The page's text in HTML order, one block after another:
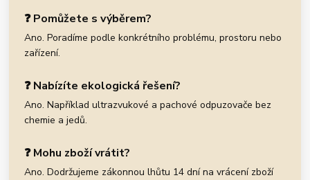
❓ Pomůžete s výběrem?
Ano. Poradíme podle konkrétního problému, prostoru nebo
zařízení.
❓ Nabízíte ekologická řešení?
Ano. Například ultrazvukové a pachové odpuzovače bez
chemie a jedů.
❓ Mohu zboží vrátit?
Ano. Dodržujeme zákonnou lhůtu 14 dní na vrácení zboží